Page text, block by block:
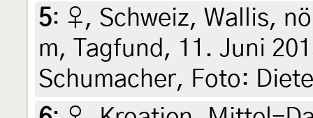
5: ♀, Schweiz, Wallis,
m, Tagfund, 11. Juni
Schumacher, Foto: